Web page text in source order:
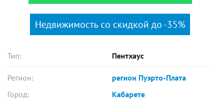
Недвижимость со скидкой до -35%
Тип: Пентхаус
Регион:
регион Пуэрто-Плата
Город:
Кабарете